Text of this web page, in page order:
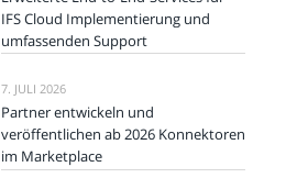
IFS Cloud Implementierung und
umfassenden Support
7. JULI 2026
Partner entwickeln und
veröffentlichen ab 2026 Konnektoren
im Marketplace